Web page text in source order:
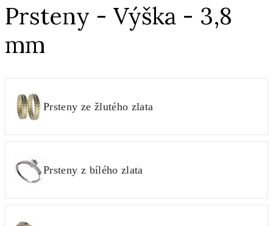
Prsteny - Výška - 3,8
mm
Prsteny ze žlutého zlata
Prsteny z bílého zlata